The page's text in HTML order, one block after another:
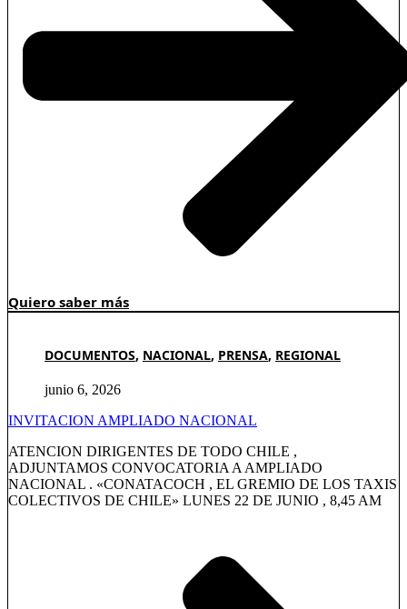
Quiero saber más
DOCUMENTOS, NACIONAL, PRENSA, REGIONAL
junio 6, 2026
INVITACION AMPLIADO NACIONAL
ATENCION DIRIGENTES DE TODO CHILE ,
ADJUNTAMOS CONVOCATORIA A AMPLIADO
NACIONAL . «CONATACOCH , EL GREMIO DE LOS TAXIS
COLECTIVOS DE CHILE» LUNES 22 DE JUNIO , 8,45 AM